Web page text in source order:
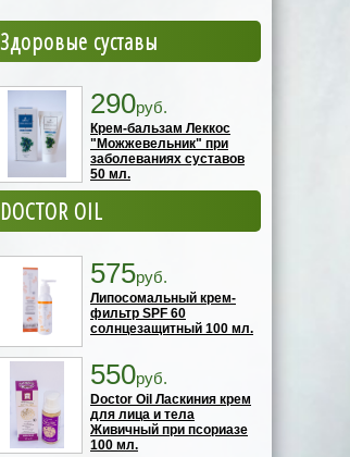
Здоровые суставы
290руб.
Крем-бальзам Леккос
"Можжевельник" при
заболеваниях суставов
50 мл.
DOCTOR OIL
575руб.
Липосомальный крем-
фильтр SPF 60
солнцезащитный 100 мл.
550руб.
Doctor Oil Ласкиния крем
для лица и тела
Живичный при псориазе
100 мл.